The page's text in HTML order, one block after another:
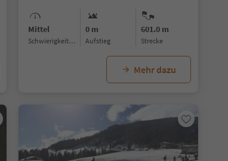
Mittel
Schwierigkeitsgrad
0 m
Aufstieg
601.0 m
Strecke
Mehr dazu